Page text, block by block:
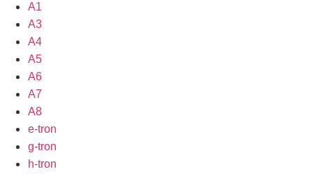
A1
A3
A4
A5
A6
A7
A8
e-tron
g-tron
h-tron